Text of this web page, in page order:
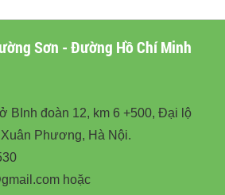
Sơn - Đường Hồ Chí Minh
BInh đoàn 12, km 6 +500, Đại lộ
Phương, Hà Nội.
hoặc